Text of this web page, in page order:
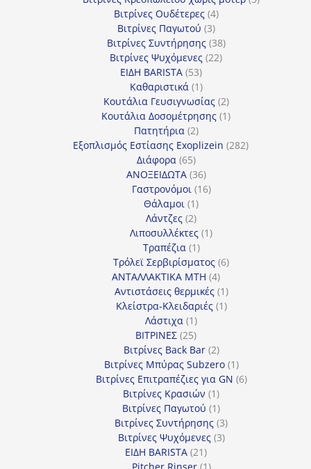
Βιτρίνες Ουδέτερες 44
προϊόντα
Βιτρίνες Παγωτού 33
προϊόντα
Βιτρίνες Συντήρησης 3838
προϊόντα
Βιτρίνες Ψυχόμενες 2222
ΕΙΔΗ BARISTA 5353
προϊόντα
Καθαριστικά 11
προϊόν
Κουτάλια Γευσιγνωσίας 22
προϊόντα
Κουτάλια Δοσομέτρησης 11
Πατητήρια 22
προϊόντα
Εξοπλισμός Εστίασης Exoplizein 282282
Διάφορα 6565
προϊόντα
ΑΝΟΞΕΙΔΩΤΑ 3636
προϊόντα
Γαστρονόμοι 1616
Θάλαμοι 11
προϊόν
Λάντζες 22
προϊόντα
Λιποσυλλέκτες 11
Τραπέζια 11
προϊόν
Τρόλεϊ Σερβιρίσματος 66
ΑΝΤΑΛΛΑΚΤΙΚΑ MTH 44
προϊόντα
Αντιστάσεις θερμικές 11
προϊόν
Κλείστρα-Κλειδαριές 11
Λάστιχα 11
προϊόν
ΒΙΤΡΙΝΕΣ 2525
προϊόντα
Βιτρίνες Back Bar 22
προϊόντα
Βιτρίνες Mπύρας Subzero 11
προϊόν
Βιτρίνες Επιτραπέζιες για GN 66
Βιτρίνες Κρασιών 11
προϊόν
Βιτρίνες Παγωτού 11
προϊόν
Βιτρίνες Συντήρησης 33
προϊόντα
Βιτρίνες Ψυχόμενες 33
ΕΙΔΗ BARISTA 2121
προϊόντα
Pitcher Rinser 11